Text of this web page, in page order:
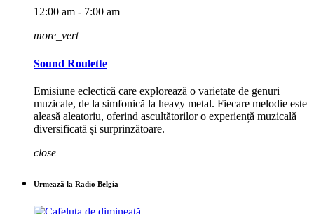
12:00 am - 7:00 am
more_vert
Sound Roulette
Emisiune eclectică care explorează o varietate de genuri
muzicale, de la simfonică la heavy metal. Fiecare melodie este
aleasă aleatoriu, oferind ascultătorilor o experiență muzicală
diversificată și surprinzătoare.
close
Urmează la Radio Belgia